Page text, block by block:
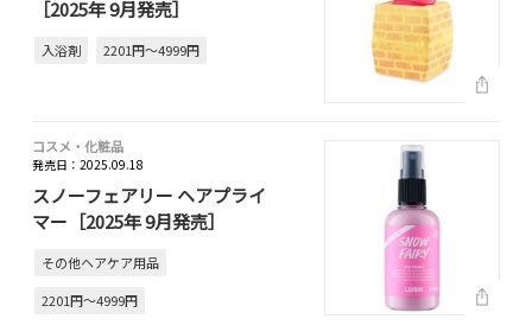
［2025年 9月発売］
入浴剤 2201円～4999円
コスメ・化粧品
発売日：2025.09.18
スノーフェアリー ヘアプライ
マー［2025年 9月発売］
その他ヘアケア用品
2201円～4999円